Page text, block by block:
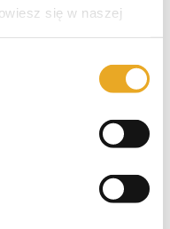
się w naszej